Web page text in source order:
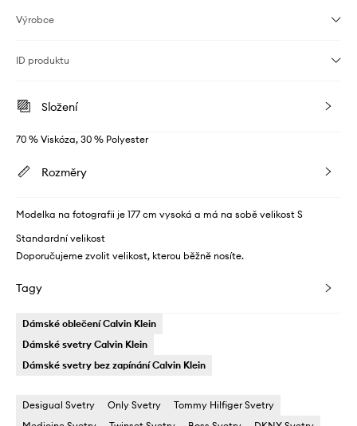
Výrobce
ID produktu
Složení
70 % Viskóza, 30 % Polyester
Rozměry
Modelka na fotografii je 177 cm vysoká a má na sobě velikost S
Standardní velikost
Doporučujeme zvolit velikost, kterou běžně nosíte.
Tagy
Dámské oblečení Calvin Klein
Dámské svetry Calvin Klein
Dámské svetry bez zapínání Calvin Klein
Desigual Svetry Only Svetry
Tommy Hilfiger Svetry